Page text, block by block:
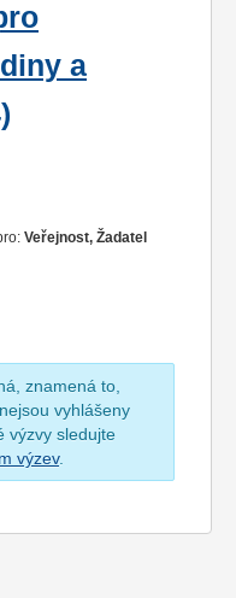
a
Veřejnost, Žadatel
znamená to,
vyhlášeny
výzvy sledujte
výzev.